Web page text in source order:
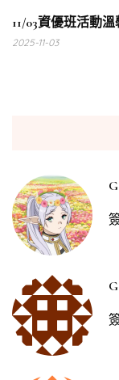
11/03資優班活動
2025-11-03